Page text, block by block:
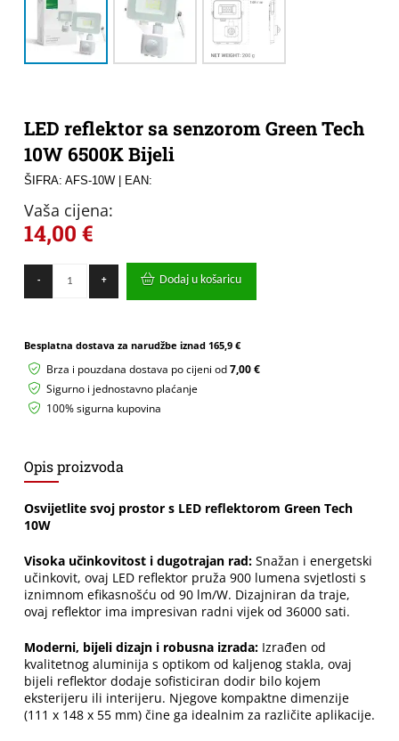
LED reflektor sa senzorom Green Tech
10W 6500K Bijeli
ŠIFRA: AFS-10W| EAN:
Vaša cijena:
14,00 €
-
reflektor
sa
Tech
Bijeli
količina
+ Dodaj u košaricu
Besplatna dostava za narudžbe iznad 165,9 €
Brza i pouzdana dostava po cijeni od7,00 €
Sigurno i jednostavno plaćanje
100% sigurna kupovina
Opis proizvoda
Osvijetlite svoj prostor s LED reflektorom Green Tech
10W
Visoka učinkovitost i dugotrajan rad:Snažan i energetski
učinkovit, ovaj LED reflektor pruža 900 lumena svjetlosti s
iznimnom efikasnošću od 90 lm/W. Dizajniran da traje,
ovaj reflektor ima impresivan radni vijek od 36000 sati.
Moderni, bijeli dizajn i robusna izrada:Izrađen od
kvalitetnog aluminija s optikom od kaljenog stakla, ovaj
bijeli reflektor dodaje sofisticiran dodir bilo kojem
eksterijeru ili interijeru. Njegove kompaktne dimenzije
(111 x 148 x 55 mm) čine ga idealnim za različite aplikacije.